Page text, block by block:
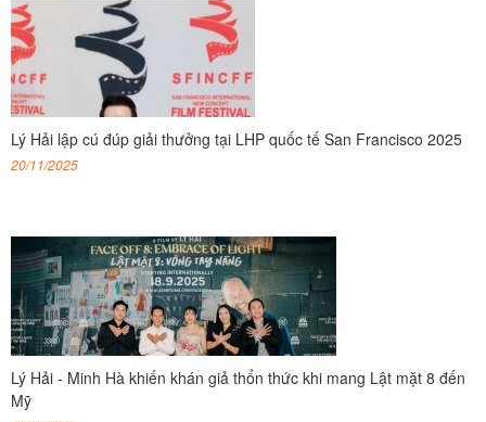
Lý Hải lập cú đúp giải thưởng tại LHP quốc tế San Francisco 2025
20/11/2025
Lý Hải - Minh Hà khiến khán giả thổn thức khi mang Lật mặt 8 đến
Mỹ